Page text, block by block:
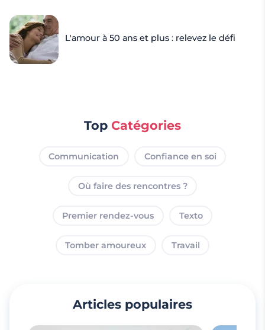
L'amour à 50 ans et plus : relevez le défi
Top Catégories
Communication Confiance en soi
Où faire des rencontres ?
Premier rendez-vous Texto
Tomber amoureux Travail
Articles populaires